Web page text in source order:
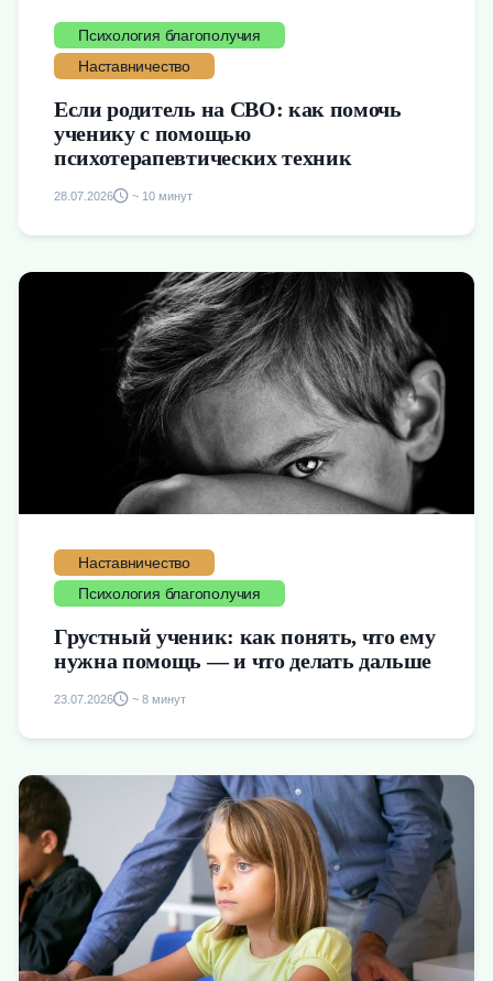
Психология благополучия
Наставничество
Если родитель на СВО: как помочь
ученику с помощью
психотерапевтических техник
28.07.2026 ~ 10 минут
Наставничество
Психология благополучия
Грустный ученик: как понять, что ему
нужна помощь — и что делать дальше
23.07.2026 ~ 8 минут